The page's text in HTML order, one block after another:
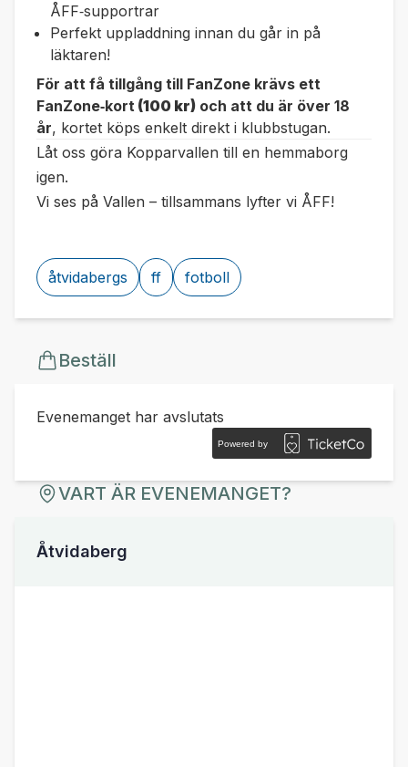
ÅFF‑supportrar
Perfekt uppladdning innan du går in på
läktaren!
För att få tillgång till FanZone krävs ett
FanZone‑kort (100 kr) och att du är över 18
år, kortet köps enkelt direkt i klubbstugan.
Låt oss göra Kopparvallen till en hemmaborg
igen.
Vi ses på Vallen – tillsammans lyfter vi ÅFF!
åtvidabergs ff fotboll
Beställ
Evenemanget har avslutats
Powered by
VART ÄR EVENEMANGET?
Åtvidaberg